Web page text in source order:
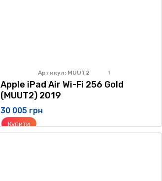
Артикул: MUUT2 1
Apple iPad Air Wi-Fi 256 Gold
(MUUT2) 2019
30 005 грн
Купити